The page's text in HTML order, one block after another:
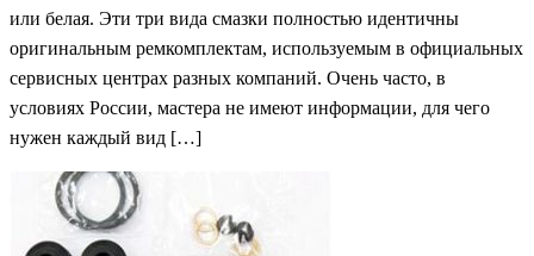
или белая. Эти три вида смазки полностью идентичны
оригинальным ремкомплектам, используемым в официальных
сервисных центрах разных компаний. Очень часто, в
условиях России, мастера не имеют информации, для чего
нужен каждый вид […]